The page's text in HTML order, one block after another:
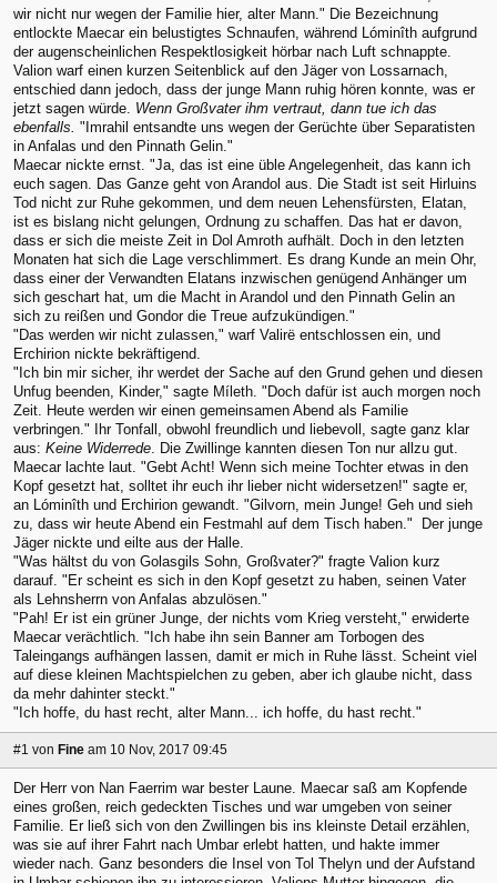
wir nicht nur wegen der Familie hier, alter Mann." Die Bezeichnung
entlockte Maecar ein belustigtes Schnaufen, während Lóminîth aufgrund
der augenscheinlichen Respektlosigkeit hörbar nach Luft schnappte.
Valion warf einen kurzen Seitenblick auf den Jäger von Lossarnach,
entschied dann jedoch, dass der junge Mann ruhig hören konnte, was er
jetzt sagen würde. Wenn Großvater ihm vertraut, dann tue ich das
ebenfalls. "Imrahil entsandte uns wegen der Gerüchte über Separatisten
in Anfalas und den Pinnath Gelin."
Maecar nickte ernst. "Ja, das ist eine üble Angelegenheit, das kann ich
euch sagen. Das Ganze geht von Arandol aus. Die Stadt ist seit Hirluins
Tod nicht zur Ruhe gekommen, und dem neuen Lehensfürsten, Elatan,
ist es bislang nicht gelungen, Ordnung zu schaffen. Das hat er davon,
dass er sich die meiste Zeit in Dol Amroth aufhält. Doch in den letzten
Monaten hat sich die Lage verschlimmert. Es drang Kunde an mein Ohr,
dass einer der Verwandten Elatans inzwischen genügend Anhänger um
sich geschart hat, um die Macht in Arandol und den Pinnath Gelin an
sich zu reißen und Gondor die Treue aufzukündigen."
"Das werden wir nicht zulassen," warf Valirë entschlossen ein, und
Erchirion nickte bekräftigend.
"Ich bin mir sicher, ihr werdet der Sache auf den Grund gehen und diesen
Unfug beenden, Kinder," sagte Míleth. "Doch dafür ist auch morgen noch
Zeit. Heute werden wir einen gemeinsamen Abend als Familie
verbringen." Ihr Tonfall, obwohl freundlich und liebevoll, sagte ganz klar
aus: Keine Widerrede. Die Zwillinge kannten diesen Ton nur allzu gut.
Maecar lachte laut. "Gebt Acht! Wenn sich meine Tochter etwas in den
Kopf gesetzt hat, solltet ihr euch ihr lieber nicht widersetzen!" sagte er,
an Lóminîth und Erchirion gewandt. "Gilvorn, mein Junge! Geh und sieh
zu, dass wir heute Abend ein Festmahl auf dem Tisch haben." Der junge
Jäger nickte und eilte aus der Halle.
"Was hältst du von Golasgils Sohn, Großvater?" fragte Valion kurz
darauf. "Er scheint es sich in den Kopf gesetzt zu haben, seinen Vater
als Lehnsherrn von Anfalas abzulösen."
"Pah! Er ist ein grüner Junge, der nichts vom Krieg versteht," erwiderte
Maecar verächtlich. "Ich habe ihn sein Banner am Torbogen des
Taleingangs aufhängen lassen, damit er mich in Ruhe lässt. Scheint viel
auf diese kleinen Machtspielchen zu geben, aber ich glaube nicht, dass
da mehr dahinter steckt."
"Ich hoffe, du hast recht, alter Mann... ich hoffe, du hast recht."
#1 von Fine am 10 Nov, 2017 09:45
Der Herr von Nan Faerrim war bester Laune. Maecar saß am Kopfende
eines großen, reich gedeckten Tisches und war umgeben von seiner
Familie. Er ließ sich von den Zwillingen bis ins kleinste Detail erzählen,
was sie auf ihrer Fahrt nach Umbar erlebt hatten, und hakte immer
wieder nach. Ganz besonders die Insel von Tol Thelyn und der Aufstand